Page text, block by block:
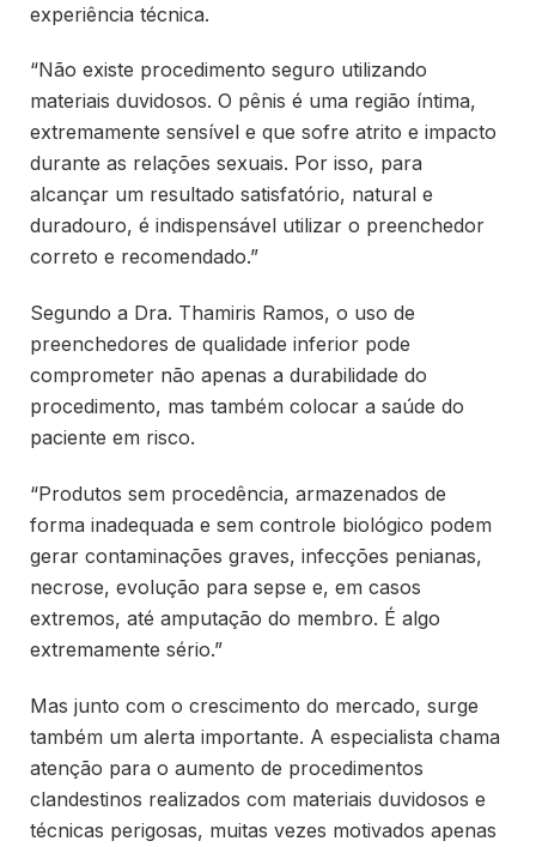
experiência técnica.
“Não existe procedimento seguro utilizando
materiais duvidosos. O pênis é uma região íntima,
extremamente sensível e que sofre atrito e impacto
durante as relações sexuais. Por isso, para
alcançar um resultado satisfatório, natural e
duradouro, é indispensável utilizar o preenchedor
correto e recomendado.”
Segundo a Dra. Thamiris Ramos, o uso de
preenchedores de qualidade inferior pode
comprometer não apenas a durabilidade do
procedimento, mas também colocar a saúde do
paciente em risco.
“Produtos sem procedência, armazenados de
forma inadequada e sem controle biológico podem
gerar contaminações graves, infecções penianas,
necrose, evolução para sepse e, em casos
extremos, até amputação do membro. É algo
extremamente sério.”
Mas junto com o crescimento do mercado, surge
também um alerta importante. A especialista chama
atenção para o aumento de procedimentos
clandestinos realizados com materiais duvidosos e
técnicas perigosas, muitas vezes motivados apenas